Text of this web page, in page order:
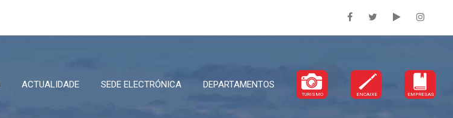
ACTUALIDADE SEDE ELECTRÓNICA DEPARTAMENTOS
TURISMO ENCAIXE EMPRESAS